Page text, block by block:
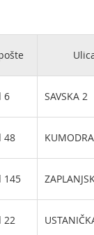
6 SAVSKA 2
48
145
22